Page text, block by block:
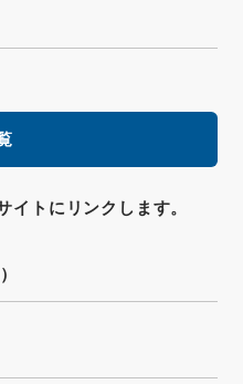
イトにリンクします。